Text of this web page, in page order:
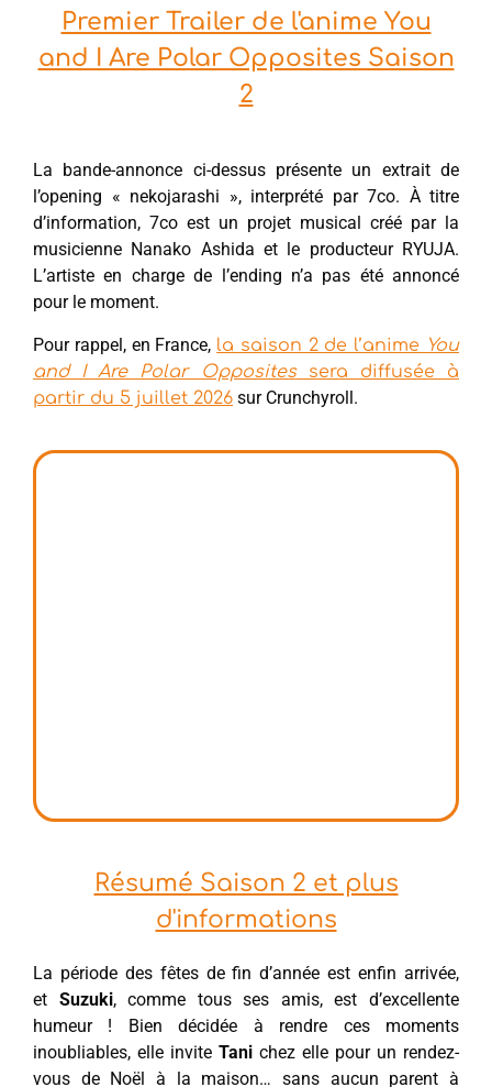
Premier Trailer de l'anime You
and I Are Polar Opposites Saison
2
La bande-annonce ci-dessus présente un extrait de
l’opening « nekojarashi », interprété par 7co. À titre
d’information, 7co est un projet musical créé par la
musicienne Nanako Ashida et le producteur RYUJA.
L’artiste en charge de l’ending n’a pas été annoncé
pour le moment.
Pour rappel, en France, la saison 2 de l’anime You
and I Are Polar Oppositessera diffusée à
partir du 5 juillet 2026 sur Crunchyroll.
Résumé Saison 2 et plus
d'informations
La période des fêtes de fin d’année est enfin arrivée,
et Suzuki, comme tous ses amis, est d’excellente
humeur ! Bien décidée à rendre ces moments
inoubliables, elle invite Tani chez elle pour un rendez-
vous de Noël à la maison… sans aucun parent à